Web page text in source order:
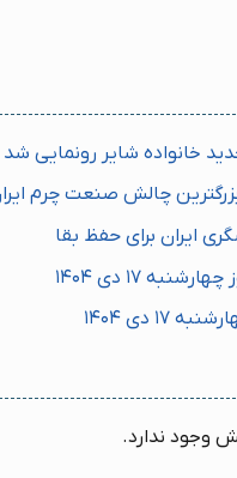
بزرگترین چالش صنعت چرم
ایران برای حفظ بقا
۱۷ دی ۱۴۰۴
دی ۱۴۰۴
وجود ندارد.